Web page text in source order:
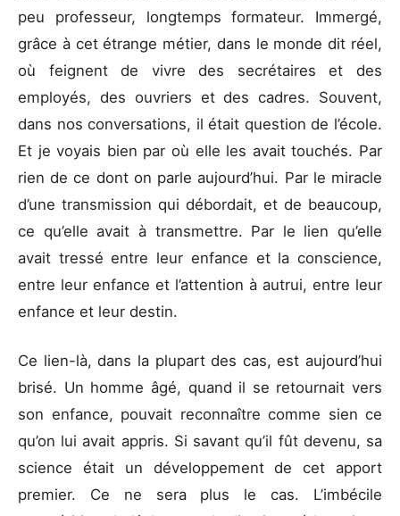
peu professeur, longtemps formateur. Immergé,
grâce à cet étrange métier, dans le monde dit réel,
où feignent de vivre des secrétaires et des
employés, des ouvriers et des cadres. Souvent,
dans nos conversations, il était question de l’école.
Et je voyais bien par où elle les avait touchés. Par
rien de ce dont on parle aujourd’hui. Par le miracle
d’une transmission qui débordait, et de beaucoup,
ce qu’elle avait à transmettre. Par le lien qu’elle
avait tressé entre leur enfance et la conscience,
entre leur enfance et l’attention à autrui, entre leur
enfance et leur destin.
Ce lien-là, dans la plupart des cas, est aujourd’hui
brisé. Un homme âgé, quand il se retournait vers
son enfance, pouvait reconnaître comme sien ce
qu’on lui avait appris. Si savant qu’il fût devenu, sa
science était un développement de cet apport
premier. Ce ne sera plus le cas. L’imbécile